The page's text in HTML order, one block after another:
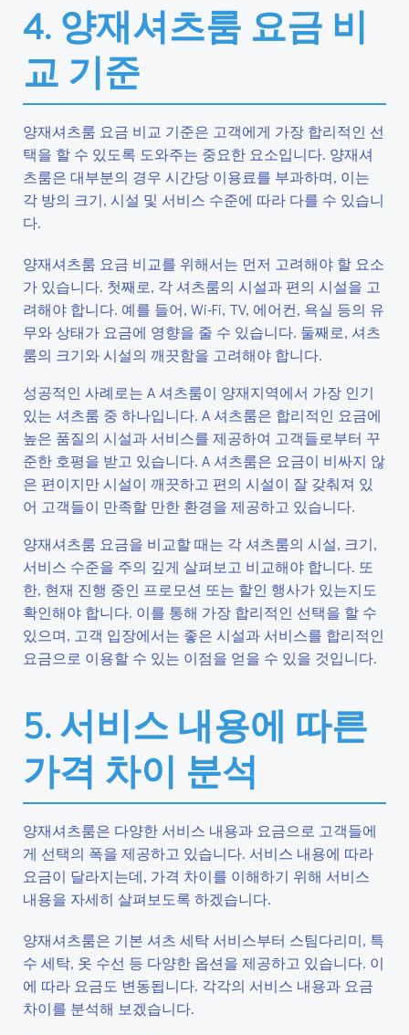
4. 양재셔츠룸 요금 비
교 기준
양재셔츠룸 요금 비교 기준은 고객에게 가장 합리적인 선
택을 할 수 있도록 도와주는 중요한 요소입니다. 양재셔
츠룸은 대부분의 경우 시간당 이용료를 부과하며, 이는
각 방의 크기, 시설 및 서비스 수준에 따라 다를 수 있습니
다.
양재셔츠룸 요금 비교를 위해서는 먼저 고려해야 할 요소
가 있습니다. 첫째로, 각 셔츠룸의 시설과 편의 시설을 고
려해야 합니다. 예를 들어, Wi-Fi, TV, 에어컨, 욕실 등의 유
무와 상태가 요금에 영향을 줄 수 있습니다. 둘째로, 셔츠
룸의 크기와 시설의 깨끗함을 고려해야 합니다.
성공적인 사례로는 A 셔츠룸이 양재지역에서 가장 인기
있는 셔츠룸 중 하나입니다. A 셔츠룸은 합리적인 요금에
높은 품질의 시설과 서비스를 제공하여 고객들로부터 꾸
준한 호평을 받고 있습니다. A 셔츠룸은 요금이 비싸지 않
은 편이지만 시설이 깨끗하고 편의 시설이 잘 갖춰져 있
어 고객들이 만족할 만한 환경을 제공하고 있습니다.
양재셔츠룸 요금을 비교할 때는 각 셔츠룸의 시설, 크기,
서비스 수준을 주의 깊게 살펴보고 비교해야 합니다. 또
한, 현재 진행 중인 프로모션 또는 할인 행사가 있는지도
확인해야 합니다. 이를 통해 가장 합리적인 선택을 할 수
있으며, 고객 입장에서는 좋은 시설과 서비스를 합리적인
요금으로 이용할 수 있는 이점을 얻을 수 있을 것입니다.
5. 서비스 내용에 따른
가격 차이 분석
양재셔츠룸은 다양한 서비스 내용과 요금으로 고객들에
게 선택의 폭을 제공하고 있습니다. 서비스 내용에 따라
요금이 달라지는데, 가격 차이를 이해하기 위해 서비스
내용을 자세히 살펴보도록 하겠습니다.
양재셔츠룸은 기본 셔츠 세탁 서비스부터 스팀다리미, 특
수 세탁, 옷 수선 등 다양한 옵션을 제공하고 있습니다. 이
에 따라 요금도 변동됩니다. 각각의 서비스 내용과 요금
차이를 분석해 보겠습니다.